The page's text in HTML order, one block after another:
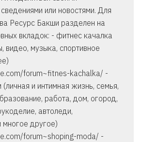
или новостями. Для
Ресурс Бакши разделен на
вкладок: - фитнес качалка
видео, музыка, спортивное
forum~fitnes-kachalka/ -
и интимная жизнь, семья,
работа, дом, огород,
автоледи,
многое другое)
forum~shoping-moda/ -